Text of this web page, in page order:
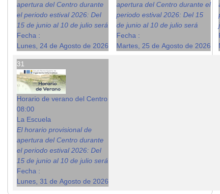
apertura del Centro durante
el periodo estival 2026: Del
15 de junio al 10 de julio será
Fecha :
Lunes, 24 de Agosto de 2026
apertura del Centro durante el
periodo estival 2026: Del 15
de junio al 10 de julio será
Fecha :
Martes, 25 de Agosto de 2026
31
Horario de verano del Centro
08:00
La Escuela
El horario provisional de
apertura del Centro durante
el periodo estival 2026: Del
15 de junio al 10 de julio será
Fecha :
Lunes, 31 de Agosto de 2026